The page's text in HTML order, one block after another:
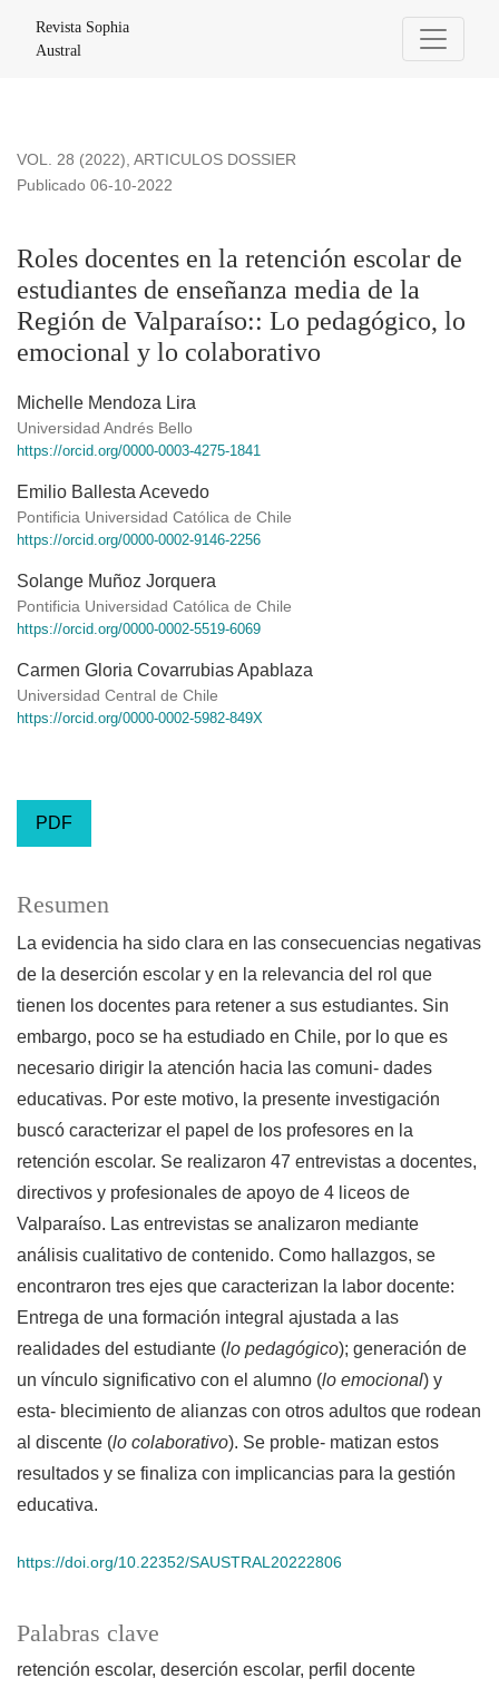
Revista Sophia
Austral
VOL. 28 (2022), ARTICULOS DOSSIER
Roles docentes en la retención escolar de
estudiantes de enseñanza media de la
Región de Valparaíso:: Lo pedagógico, lo
emocional y lo colaborativo
Publicado 06-10-2022
Michelle Mendoza Lira
Universidad Andrés Bello
https://orcid.org/0000-0003-4275-1841
Emilio Ballesta Acevedo
Pontificia Universidad Católica de Chile
https://orcid.org/0000-0002-9146-2256
Solange Muñoz Jorquera
Pontificia Universidad Católica de Chile
https://orcid.org/0000-0002-5519-6069
Carmen Gloria Covarrubias Apablaza
Universidad Central de Chile
https://orcid.org/0000-0002-5982-849X
PDF
Palabras clave
retención escolar deserción escolar perfil docente
Resumen
La evidencia ha sido clara en las consecuencias negativas
de la deserción escolar y en la relevancia del rol que
tienen los docentes para retener a sus estudiantes. Sin
embargo, poco se ha estudiado en Chile, por lo que es
necesario dirigir la atención hacia las comuni- dades
educativas. Por este motivo, la presente investigación
buscó caracterizar el papel de los profesores en la
retención escolar. Se realizaron 47 entrevistas a docentes,
directivos y profesionales de apoyo de 4 liceos de
Valparaíso. Las entrevistas se analizaron mediante
análisis cualitativo de contenido. Como hallazgos, se
encontraron tres ejes que caracterizan la labor docente:
Entrega de una formación integral ajustada a las
realidades del estudiante (lo pedagógico); generación de
un vínculo significativo con el alumno (lo emocional) y
esta- blecimiento de alianzas con otros adultos que rodean
al discente (lo colaborativo). Se proble- matizan estos
resultados y se finaliza con implicancias para la gestión
educativa.
https://doi.org/10.22352/SAUSTRAL20222806